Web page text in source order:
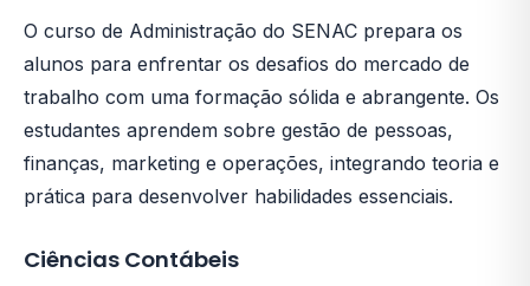
O curso de Administração do SENAC prepara os
alunos para enfrentar os desafios do mercado de
trabalho com uma formação sólida e abrangente. Os
estudantes aprendem sobre gestão de pessoas,
finanças, marketing e operações, integrando teoria e
prática para desenvolver habilidades essenciais.
Ciências Contábeis